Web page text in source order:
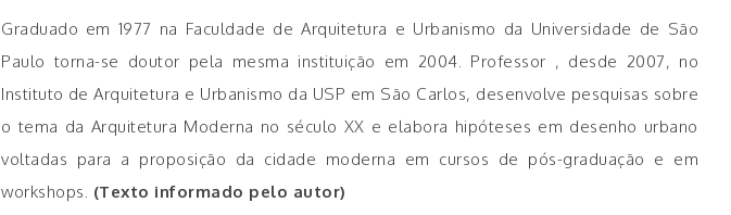
Graduado em 1977 na Faculdade de Arquitetura e Urbanismo da Universidade de São
Paulo torna-se doutor pela mesma instituição em 2004. Professor , desde 2007, no
Instituto de Arquitetura e Urbanismo da USP em São Carlos, desenvolve pesquisas sobre
o tema da Arquitetura Moderna no século XX e elabora hipóteses em desenho urbano
voltadas para a proposição da cidade moderna em cursos de pós-graduação e em
workshops. (Texto informado pelo autor)